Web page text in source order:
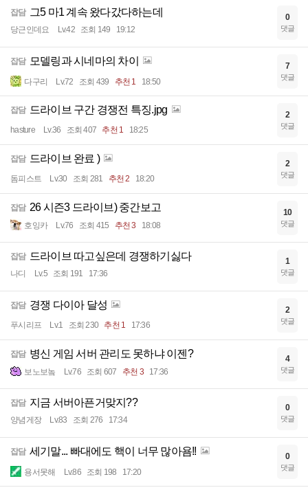
잡담 그5 마1 계속 왔다갔다하는데
당근인데요 Lv.42 조회 149 19:12
0
댓글
잡담 모델링과 시네마의 차이
다구리 Lv.72 조회 439 추천 1 18:50
7
댓글
잡담 드라이브 구간 경쟁전 특징.jpg
hasture Lv.36 조회 407 추천 1 18:25
2
댓글
잡담 드라이브 완료 )
돔피스트 Lv.30 조회 281 추천 2 18:20
2
댓글
잡담 26 시즌3 드라이브) 중간보고
호잉카 Lv.76 조회 415 추천 3 18:08
10
댓글
잡담 드라이브 따고싶은데 경쟁하기싫다
나디 Lv.5 조회 191 17:36
1
댓글
잡담 경쟁 다이아 달성
푸시리프 Lv.1 조회 230 추천 1 17:36
2
댓글
잡담 병신 게임 서버 관리도 못하냐 이젠?
보노보놐 Lv.76 조회 607 추천 3 17:36
4
댓글
잡담 지금 서버아픈거맞지??
양념게장 Lv.83 조회 276 17:34
0
댓글
잡담 세기말... 빠대에도 핵이 너무 많아욤!!
용서못해 Lv.86 조회 198 17:20
0
댓글